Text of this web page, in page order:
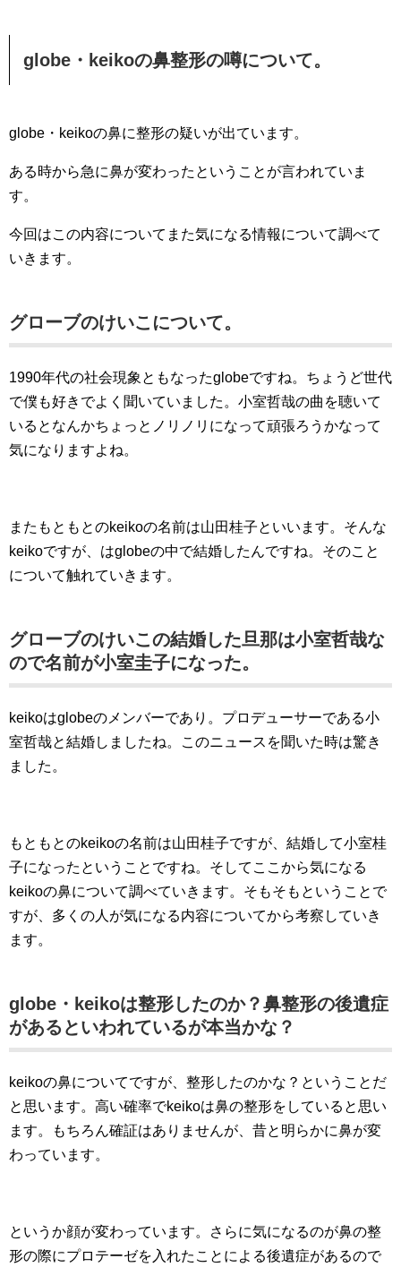
globe・keikoの鼻整形の噂について。
globe・keikoの鼻に整形の疑いが出ています。
ある時から急に鼻が変わったということが言われていま
す。
今回はこの内容についてまた気になる情報について調べて
いきます。
グローブのけいこについて。
1990年代の社会現象ともなったglobeですね。ちょうど世代
で僕も好きでよく聞いていました。小室哲哉の曲を聴いて
いるとなんかちょっとノリノリになって頑張ろうかなって
気になりますよね。
またもともとのkeikoの名前は山田桂子といいます。そんな
keikoですが、はglobeの中で結婚したんですね。そのこと
について触れていきます。
グローブのけいこの結婚した旦那は小室哲哉な
ので名前が小室圭子になった。
keikoはglobeのメンバーであり。プロデューサーである小
室哲哉と結婚しましたね。このニュースを聞いた時は驚き
ました。
もともとのkeikoの名前は山田桂子ですが、結婚して小室桂
子になったということですね。そしてここから気になる
keikoの鼻について調べていきます。そもそもということで
すが、多くの人が気になる内容についてから考察していき
ます。
globe・keikoは整形したのか？鼻整形の後遺症
があるといわれているが本当かな？
keikoの鼻についてですが、整形したのかな？ということだ
と思います。高い確率でkeikoは鼻の整形をしていると思い
ます。もちろん確証はありませんが、昔と明らかに鼻が変
わっています。
というか顔が変わっています。さらに気になるのが鼻の整
形の際にプロテーゼを入れたことによる後遺症があるので